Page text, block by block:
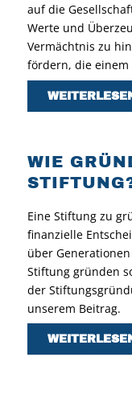
auf die
Werte und
Vermächtnis zu
fördern, die einem
WIE
Eine Stiftung zu
finanzielle
über
Stiftung gründen
der
unserem Beitrag.